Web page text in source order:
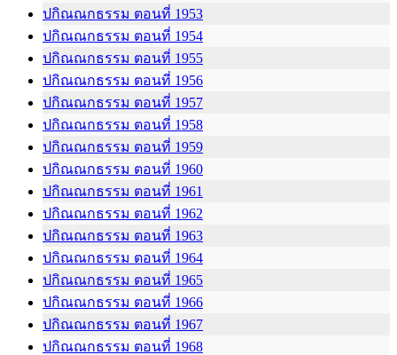
ปกิณณกธรรม ตอนที่ 1953
ปกิณณกธรรม ตอนที่ 1954
ปกิณณกธรรม ตอนที่ 1955
ปกิณณกธรรม ตอนที่ 1956
ปกิณณกธรรม ตอนที่ 1957
ปกิณณกธรรม ตอนที่ 1958
ปกิณณกธรรม ตอนที่ 1959
ปกิณณกธรรม ตอนที่ 1960
ปกิณณกธรรม ตอนที่ 1961
ปกิณณกธรรม ตอนที่ 1962
ปกิณณกธรรม ตอนที่ 1963
ปกิณณกธรรม ตอนที่ 1964
ปกิณณกธรรม ตอนที่ 1965
ปกิณณกธรรม ตอนที่ 1966
ปกิณณกธรรม ตอนที่ 1967
ปกิณณกธรรม ตอนที่ 1968